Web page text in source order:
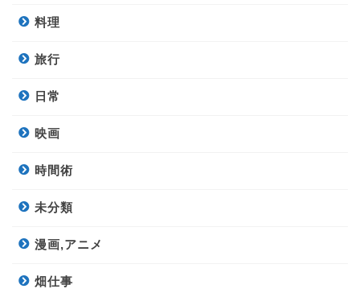
料理
旅行
日常
映画
時間術
未分類
漫画,アニメ
畑仕事